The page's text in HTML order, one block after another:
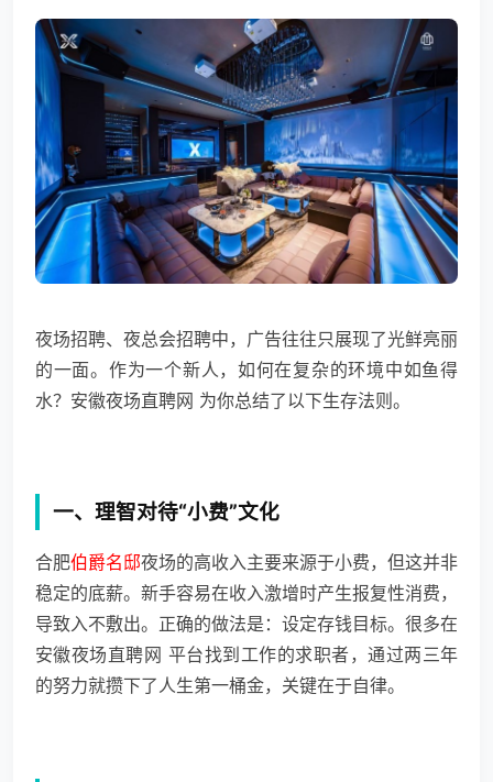
夜场招聘、夜总会招聘中，广告往往只展现了光鲜亮丽
的一面。作为一个新人，如何在复杂的环境中如鱼得
水？安徽夜场直聘网 为你总结了以下生存法则。
一、理智对待“小费”文化
合肥伯爵名邸夜场的高收入主要来源于小费，但这并非
稳定的底薪。新手容易在收入激增时产生报复性消费，
导致入不敷出。正确的做法是：设定存钱目标。很多在
安徽夜场直聘网 平台找到工作的求职者，通过两三年
的努力就攒下了人生第一桶金，关键在于自律。